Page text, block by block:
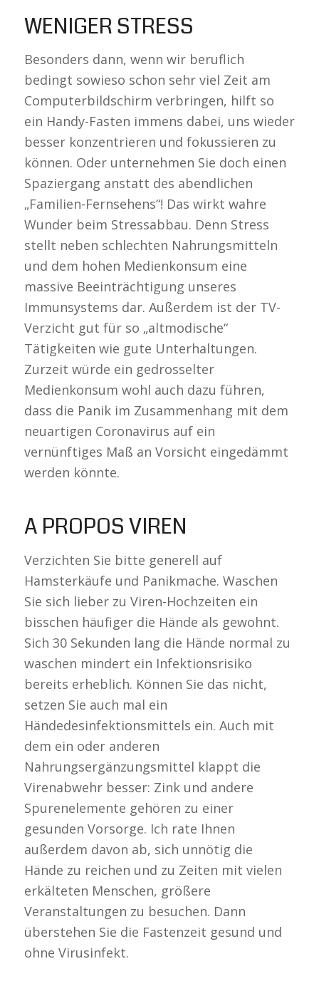
WENIGER STRESS
Besonders dann, wenn wir beruflich
bedingt sowieso schon sehr viel Zeit am
Computerbildschirm verbringen, hilft so
ein Handy-Fasten immens dabei, uns wieder
besser konzentrieren und fokussieren zu
können. Oder unternehmen Sie doch einen
Spaziergang anstatt des abendlichen
„Familien-Fernsehens“! Das wirkt wahre
Wunder beim Stressabbau. Denn Stress
stellt neben schlechten Nahrungsmitteln
und dem hohen Medienkonsum eine
massive Beeinträchtigung unseres
Immunsystems dar. Außerdem ist der TV-
Verzicht gut für so „altmodische“
Tätigkeiten wie gute Unterhaltungen.
Zurzeit würde ein gedrosselter
Medienkonsum wohl auch dazu führen,
dass die Panik im Zusammenhang mit dem
neuartigen Coronavirus auf ein
vernünftiges Maß an Vorsicht eingedämmt
werden könnte.
A PROPOS VIREN
Verzichten Sie bitte generell auf
Hamsterkäufe und Panikmache. Waschen
Sie sich lieber zu Viren-Hochzeiten ein
bisschen häufiger die Hände als gewohnt.
Sich 30 Sekunden lang die Hände normal zu
waschen mindert ein Infektionsrisiko
bereits erheblich. Können Sie das nicht,
setzen Sie auch mal ein
Händedesinfektionsmittels ein. Auch mit
dem ein oder anderen
Nahrungsergänzungsmittel klappt die
Virenabwehr besser: Zink und andere
Spurenelemente gehören zu einer
gesunden Vorsorge. Ich rate Ihnen
außerdem davon ab, sich unnötig die
Hände zu reichen und zu Zeiten mit vielen
erkälteten Menschen, größere
Veranstaltungen zu besuchen. Dann
überstehen Sie die Fastenzeit gesund und
ohne Virusinfekt.